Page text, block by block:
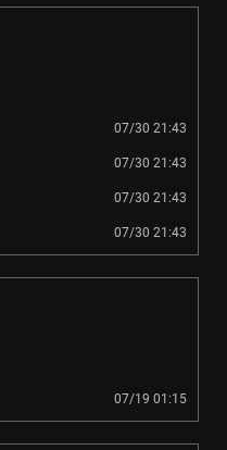
07/30 21:43
07/30 21:43
07/30 21:43
07/30 21:43
07/19 01:15